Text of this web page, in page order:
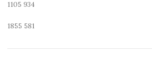
1105 934
1855 581